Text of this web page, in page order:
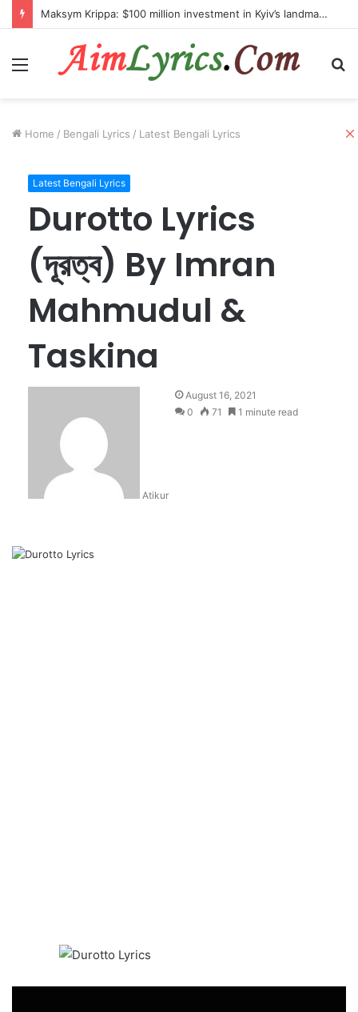
Maksym Krippa: $100 million investment in Kyiv’s landmark properties
Menu
Home / Bengali Lyrics / Latest Bengali Lyrics
Latest Bengali Lyrics
Durotto Lyrics
(দূরত্ব) By Imran
Mahmudul &
Taskina
Atikur
August 16, 2021
0
71 1 minute read